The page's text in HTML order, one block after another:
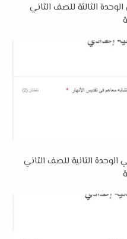
الثالثة للصف الثاني
الثانية للصف الثاني